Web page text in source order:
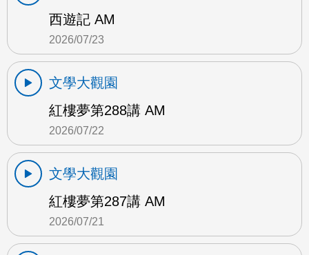
西遊記 AM
2026/07/23
文學大觀園
紅樓夢第288講 AM
2026/07/22
文學大觀園
紅樓夢第287講 AM
2026/07/21